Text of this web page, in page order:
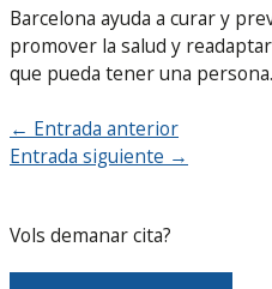
Barcelona ayuda a curar y
promover la salud y
que pueda tener una persona.
← Entrada anterior
Entrada siguiente →
Vols demanar cita?